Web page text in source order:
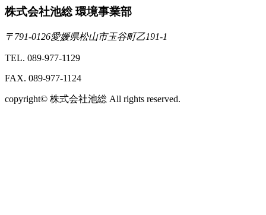
株式会社池総 環境事業部
〒791-0126愛媛県松山市玉谷町乙191-1
TEL. 089-977-1129
FAX. 089-977-1124
copyright© 株式会社池総 All rights reserved.